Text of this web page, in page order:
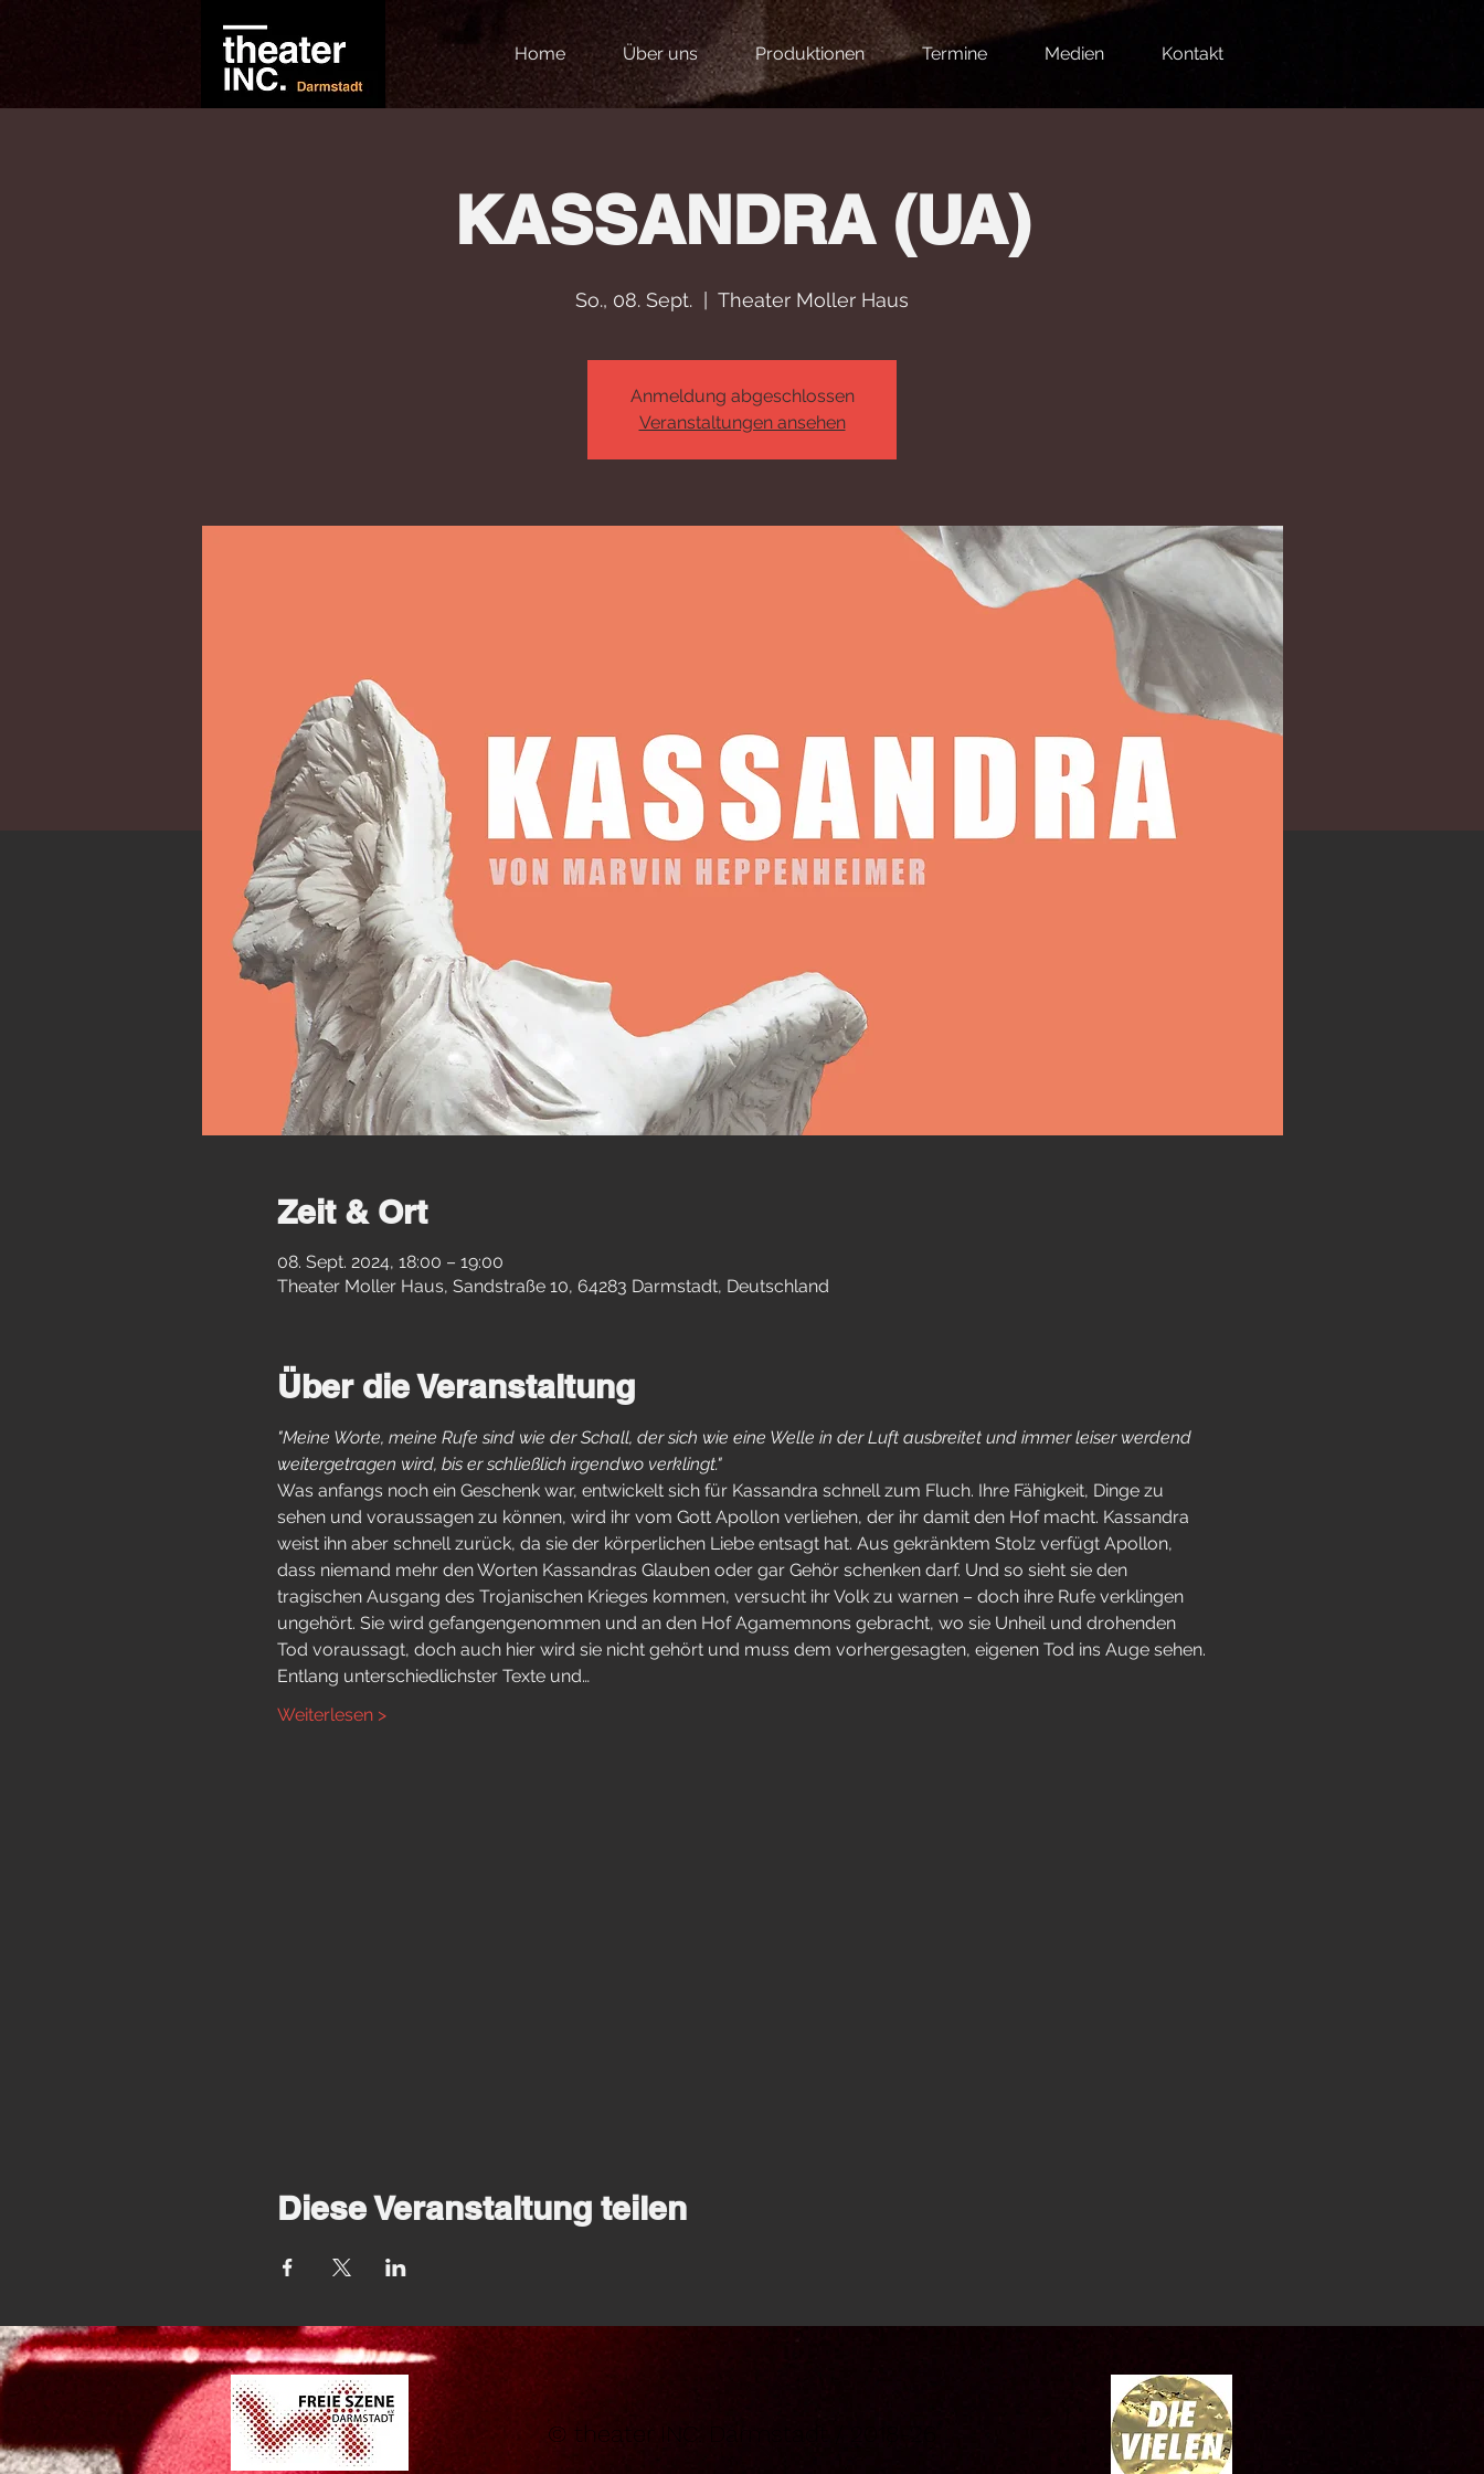
Home Über uns Produktionen Termine Medien Kontakt
KASSANDRA (UA)
So., 08. Sept. Theater Moller Haus
Anmeldung abgeschlossen
Veranstaltungen ansehen
Zeit & Ort
08. Sept. 2024, 18:00 – 19:00
Theater Moller Haus, Sandstraße 10, 64283 Darmstadt, Deutschland
Über die Veranstaltung
"Meine Worte, meine Rufe sind wie der Schall, der sich wie eine Welle in der Luft ausbreitet und immer leiser werdend
weitergetragen wird, bis er schließlich irgendwo verklingt."
Was anfangs noch ein Geschenk war, entwickelt sich für Kassandra schnell zum Fluch. Ihre Fähigkeit, Dinge zu
sehen und voraussagen zu können, wird ihr vom Gott Apollon verliehen, der ihr damit den Hof macht. Kassandra
weist ihn aber schnell zurück, da sie der körperlichen Liebe entsagt hat. Aus gekränktem Stolz verfügt Apollon,
dass niemand mehr den Worten Kassandras Glauben oder gar Gehör schenken darf. Und so sieht sie den
tragischen Ausgang des Trojanischen Krieges kommen, versucht ihr Volk zu warnen – doch ihre Rufe verklingen
ungehört. Sie wird gefangengenommen und an den Hof Agamemnons gebracht, wo sie Unheil und drohenden
Tod voraussagt, doch auch hier wird sie nicht gehört und muss dem vorhergesagten, eigenen Tod ins Auge sehen.
Entlang unterschiedlichster Texte und…
Weiterlesen >
Diese Veranstaltung teilen
© theater INC. Darmstadt / 2018-26